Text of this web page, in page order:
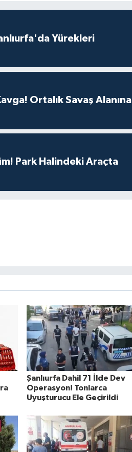
Yürekleri
Ortalık Savaş Alanına
Park Halindeki Araçta
Şanlıurfa Dahil 71 İlde Dev
Operasyon! Tonlarca
Uyuşturucu Ele Geçirildi